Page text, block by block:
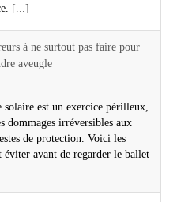
[...]
à ne surtout pas faire pour
aveugle
solaire est un exercice périlleux,
dommages irréversibles aux
de protection. Voici les
éviter avant de regarder le ballet